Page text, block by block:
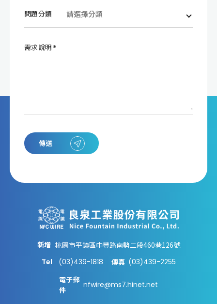
問題分類
需求說明
傳送
新增 桃園市平鎮區中豐路南勢二段460巷126號
Tel
(03)439-1818 傳真 (03)439-2255
電子郵
件
nfwire@ms7.hinet.net